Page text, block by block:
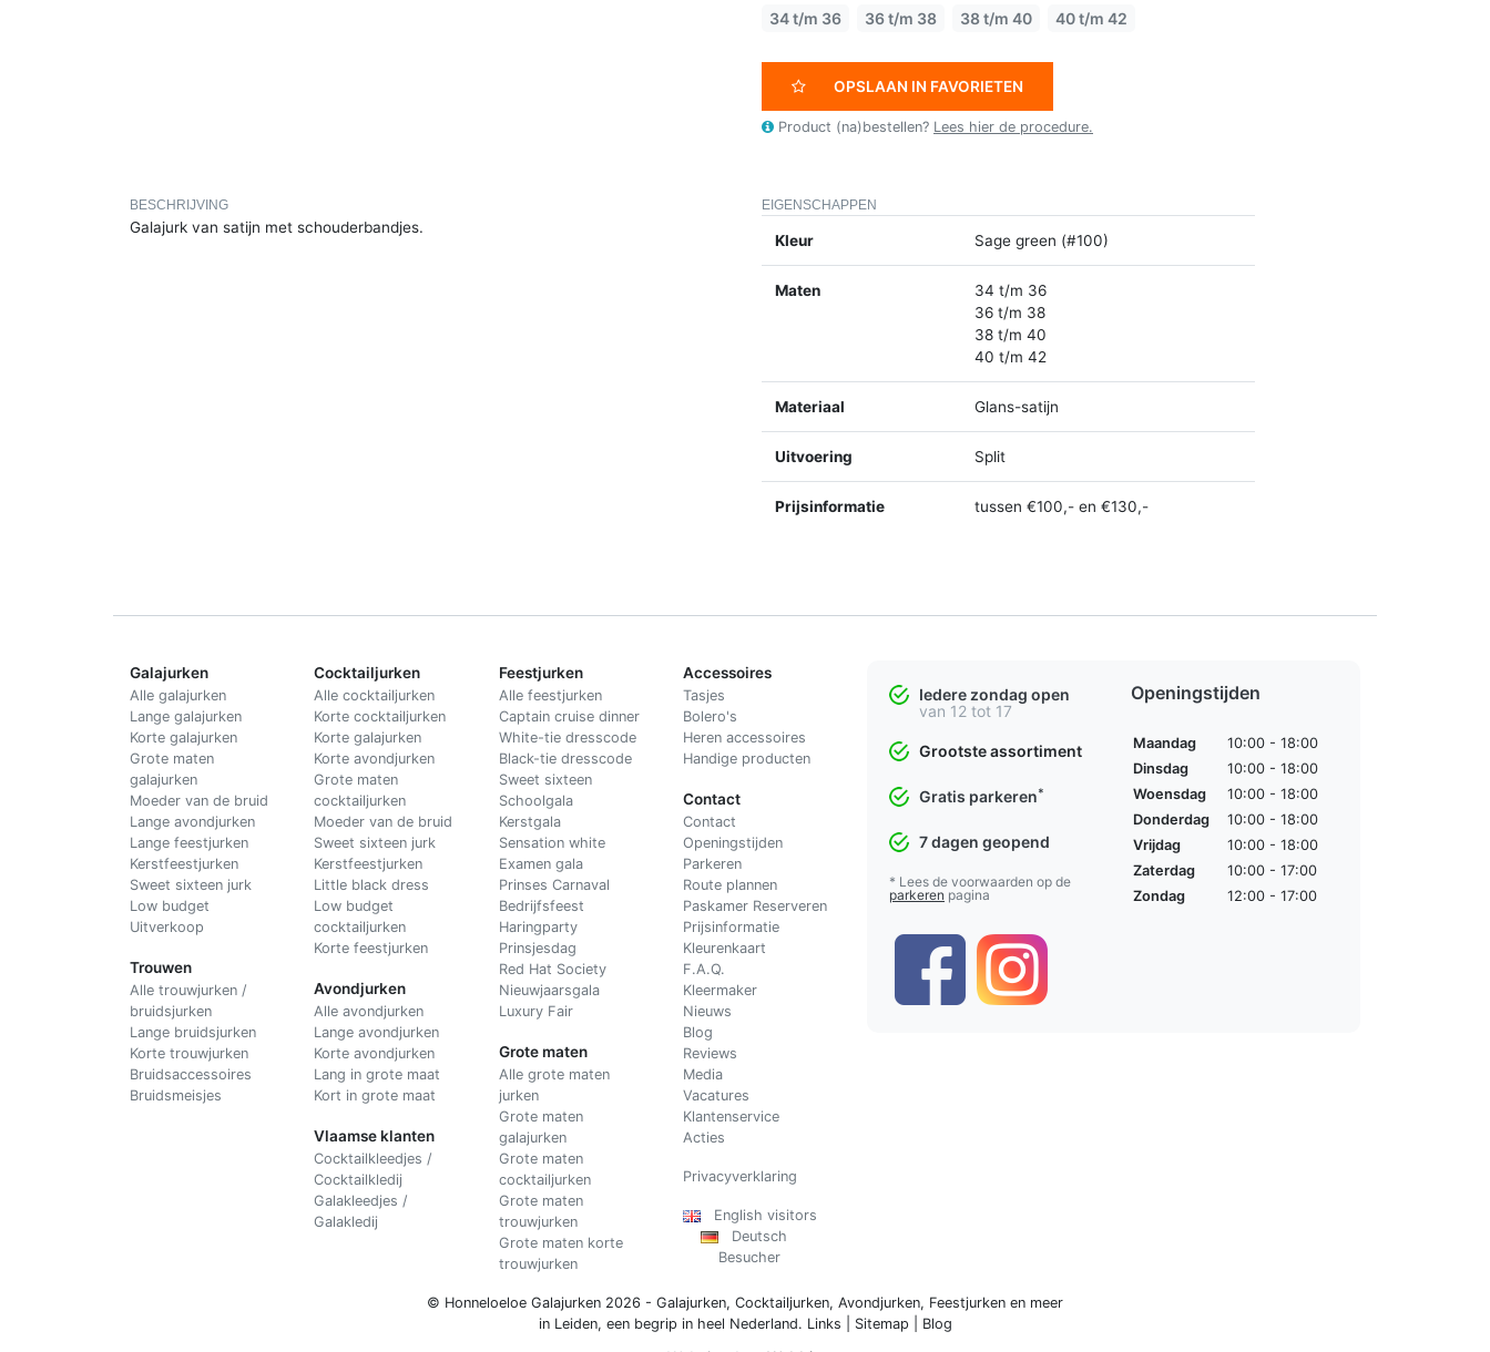
34 t/m 36 36 t/m 38 38 t/m 40 40 t/m 42
OPSLAAN IN FAVORIETEN
Product (na)bestellen? Lees hier de procedure.
BESCHRIJVING
Galajurk van satijn met schouderbandjes.
EIGENSCHAPPEN
Kleur Sage green (#100)
Maten
34 t/m 36
36 t/m 38
38 t/m 40
40 t/m 42
Materiaal Glans-satijn
Uitvoering Split
Prijsinformatie tussen €100,- en €130,-
Galajurken
Alle galajurken
Lange galajurken
Korte galajurken
Grote maten
galajurken
Moeder van de bruid
Lange avondjurken
Lange feestjurken
Kerstfeestjurken
Sweet sixteen jurk
Low budget
Uitverkoop
Trouwen
Alle trouwjurken /
bruidsjurken
Lange bruidsjurken
Korte trouwjurken
Bruidsaccessoires
Bruidsmeisjes
Cocktailjurken
Alle cocktailjurken
Korte cocktailjurken
Korte galajurken
Korte avondjurken
Grote maten
cocktailjurken
Moeder van de bruid
Sweet sixteen jurk
Kerstfeestjurken
Little black dress
Low budget
cocktailjurken
Korte feestjurken
Avondjurken
Alle avondjurken
Lange avondjurken
Korte avondjurken
Lang in grote maat
Kort in grote maat
Vlaamse klanten
Cocktailkleedjes /
Cocktailkledij
Galakleedjes /
Galakledij
Feestjurken
Alle feestjurken
Captain cruise dinner
White-tie dresscode
Black-tie dresscode
Sweet sixteen
Schoolgala
Kerstgala
Sensation white
Examen gala
Prinses Carnaval
Bedrijfsfeest
Haringparty
Prinsjesdag
Red Hat Society
Nieuwjaarsgala
Luxury Fair
Grote maten
Alle grote maten
jurken
Grote maten
galajurken
Grote maten
cocktailjurken
Grote maten
trouwjurken
Grote maten korte
trouwjurken
Accessoires
Tasjes
Bolero's
Heren accessoires
Handige producten
Contact
Contact
Openingstijden
Parkeren
Route plannen
Paskamer Reserveren
Prijsinformatie
Kleurenkaart
F.A.Q.
Kleermaker
Nieuws
Blog
Reviews
Media
Vacatures
Klantenservice
Acties
Privacyverklaring
English visitors
Deutsch
Besucher
Iedere zondag open
van 12 tot 17
Grootste assortiment
Gratis parkeren*
7 dagen geopend
* Lees de voorwaarden op de
parkeren pagina
Openingstijden
Maandag
10:00 - 18:00
Dinsdag
10:00 - 18:00
Woensdag
10:00 - 18:00
Donderdag
10:00 - 18:00
Vrijdag
10:00 - 18:00
Zaterdag
10:00 - 17:00
Zondag
12:00 - 17:00
© Honneloeloe Galajurken 2026 - Galajurken, Cocktailjurken, Avondjurken, Feestjurken en meer
in Leiden, een begrip in heel Nederland. Links Sitemap Blog